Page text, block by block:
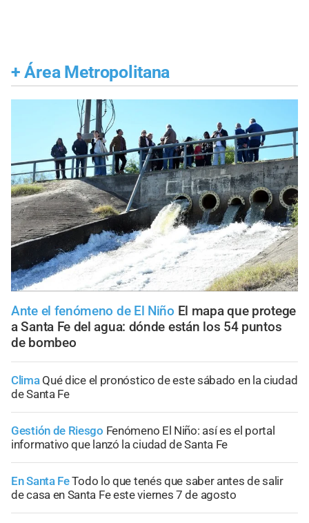
+ Área Metropolitana
Ante el fenómeno de El Niño El mapa que protege
a Santa Fe del agua: dónde están los 54 puntos
de bombeo
Clima Qué dice el pronóstico de este sábado en la ciudad
de Santa Fe
Gestión de Riesgo Fenómeno El Niño: así es el portal
informativo que lanzó la ciudad de Santa Fe
En Santa FeTodo lo que tenés que saber antes de salir
de casa en Santa Fe este viernes 7 de agosto